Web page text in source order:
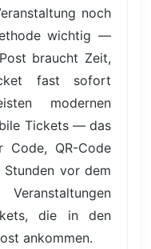
noch
wichtig —
braucht Zeit,
fast sofort
modernen
Tickets — das
QR-Code
vor dem
die in den
ankommen.